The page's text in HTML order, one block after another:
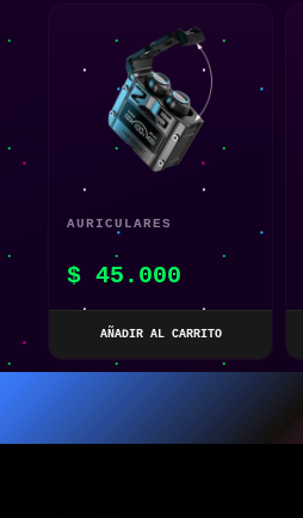
AURICULARES
INALÁMBRICOS
REDUCCIÓN DE RUIDO
$ 45.000
AÑADIR AL CARRITO